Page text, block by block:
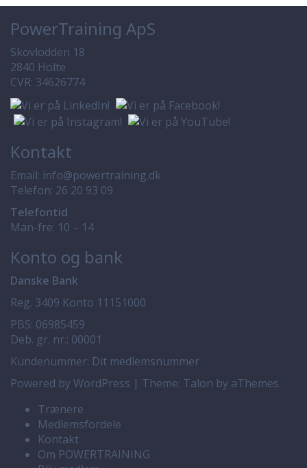
PowerTraining ApS
Skovlodden 18
2840 Holte
CVR: 34626774
Kontakt
Email: info@powertraining.dk
Telefon: 26 20 93 09
Telefontid
Man-fre: 10 – 14
Konto og bank
Danske Bank
Reg. 3409 Konto 11151000
PBS: 06985459
Deb. gr. nr.: 00001
Kundenummer: Dit medlemsnummer
Powered by WordPress | Theme: Talon by aThemes.
Trænere
Medlemsfordele
Kontakt
Om POWERTRAINING